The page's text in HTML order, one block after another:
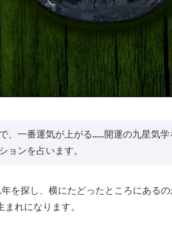
、一番運気が上がる……開運の九星気
ョンを占います。
を探し、横にたどったところにある
れになります。